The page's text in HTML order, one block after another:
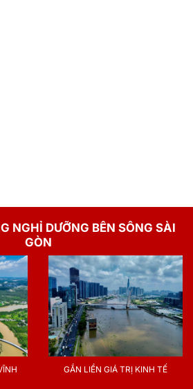
NGHỈ DƯỠNG BÊN SÔNG SÀI
GÒN
GẮN LIỀN GIÁ TRỊ KINH TẾ